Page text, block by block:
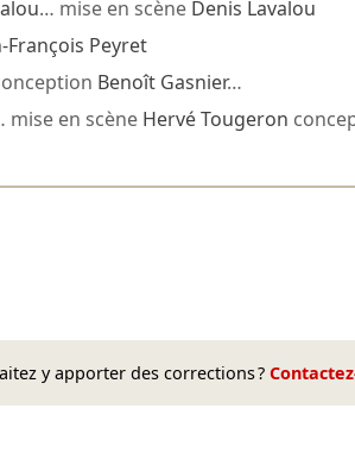
… mise en scène Denis Lavalou
François Peyret
Benoît Gasnier…
mise en scène Hervé Tougeron
y apporter des corrections ?